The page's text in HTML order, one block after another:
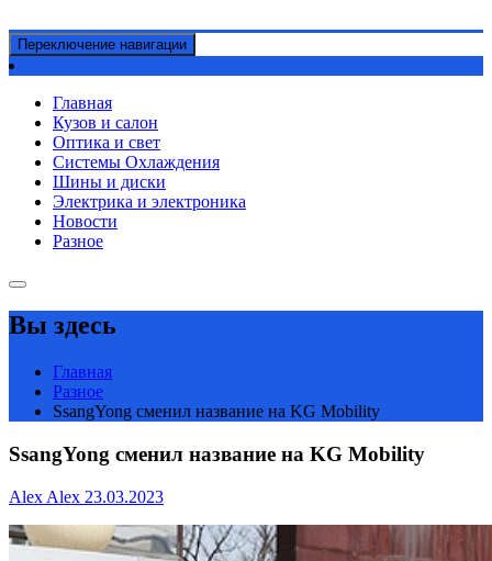
Переключение навигации
Главная
Кузов и салон
Оптика и свет
Системы Охлаждения
Шины и диски
Электрика и электроника
Новости
Разное
Вы здесь
Главная
Разное
SsangYong сменил название на KG Mobility
SsangYong сменил название на KG Mobility
Alex Alex 23.03.2023